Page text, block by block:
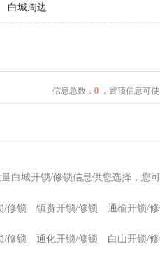
白城周边
信息总数： 0，置顶信息可使
白城开锁/修锁信息供您选择，您
/修锁 镇赉开锁/修锁 通榆开锁/
/修锁 通化开锁/修锁 白山开锁/